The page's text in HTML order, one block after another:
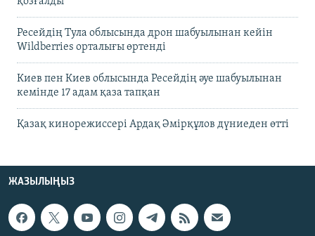
Ресейдің Тула облысында дрон шабуылынан кейін
Wildberries орталығы өртенді
Киев пен Киев облысында Ресейдің әуе шабуылынан
кемінде 17 адам қаза тапқан
Қазақ кинорежиссері Ардақ Әмірқұлов дүниеден өтті
ЖАЗЫЛЫҢЫЗ